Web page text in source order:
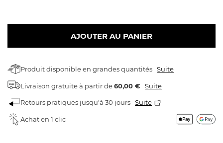
AJOUTER AU PANIER
Produit disponible en grandes quantités Suite
Livraison gratuiteà partir de60,00 € Suite
Retours pratiques jusqu'à 30 jours Suite
Achat en 1 clic